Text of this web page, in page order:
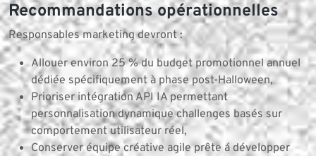
Recommandations opérationnelles
Responsables marketing devront :
Allouer environ 25 % du budget promotionnel annuel
dédiée spécifiquement à phase post-Halloween,
Prioriser intégration API IA permettant
personnalisation dynamique challenges basés sur
comportement utilisateur réel,
Conserver équipe créative agile prête á développer